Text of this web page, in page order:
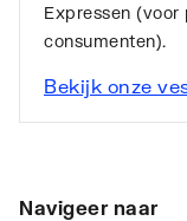
Expressen (voor
consumenten).
Bekijk onze
Navigeer naar